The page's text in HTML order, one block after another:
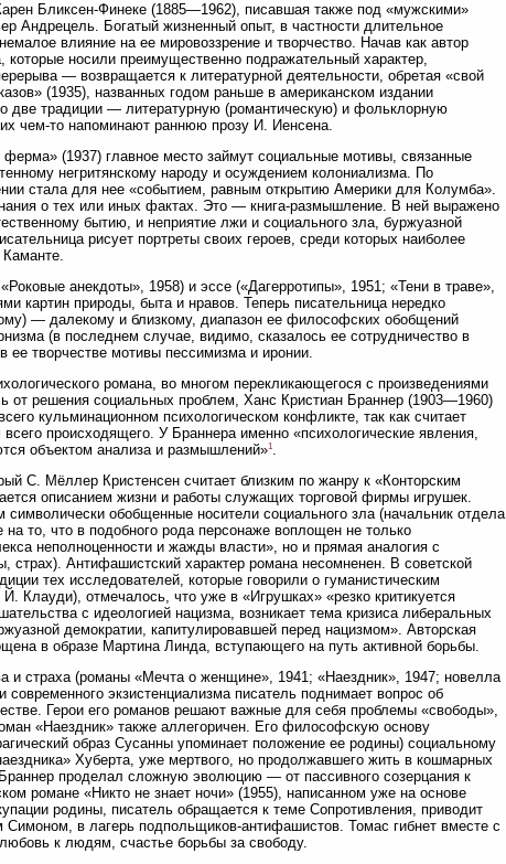
Бликсен-Финеке (1885—1962), писавшая также под «мужскими»
Андрецель. Богатый жизненный опыт, в частности длительное
влияние на ее мировоззрение и творчество. Начав как автор
которые носили преимущественно подражательный характер,
— возвращается к литературной деятельности, обретая «свой
(1935), названных годом раньше в американском издании
две традиции — литературную (романтическую) и фольклорную
чем-то напоминают раннюю прозу И. Иенсена.
(1937) главное место займут социальные мотивы, связанные
негритянскому народу и осуждением колониализма. По
стала для нее «событием, равным открытию Америки для Колумба».
о тех или иных фактах. Это — книга-размышление. В ней выражено
бытию, и неприятие лжи и социального зла, буржуазной
рисует портреты своих героев, среди которых наиболее
Каманте.
анекдоты», 1958) и эссе («Дагерротипы», 1951; «Тени в траве»,
картин природы, быта и нравов. Теперь писательница нередко
— далекому и близкому, диапазон ее философских обобщений
(в последнем случае, видимо, сказалось ее сотрудничество в
творчестве мотивы пессимизма и иронии.
романа, во многом перекликающегося с произведениями
от решения социальных проблем, Ханс Кристиан Браннер (1903—1960)
кульминационном психологическом конфликте, так как считает
происходящего. У Браннера именно «психологические явления,
объектом анализа и размышлений»1.
С. Мёллер Кристенсен считает близким по жанру к «Конторским
описанием жизни и работы служащих торговой фирмы игрушек.
обобщенные носители социального зла (начальник отдела
то, что в подобного рода персонаже воплощен не только
неполноценности и жажды власти», но и прямая аналогия с
страх). Антифашистский характер романа несомненен. В советской
тех исследователей, которые говорили о гуманистическим
Клауди), отмечалось, что уже в «Игрушках» «резко критикуется
с идеологией нацизма, возникает тема кризиса либеральных
демократии, капитулировавшей перед нацизмом». Авторская
в образе Мартина Линда, вступающего на путь активной борьбы.
и страха (романы «Мечта о женщине», 1941; «Наездник», 1947; новелла
экзистенциализма писатель поднимает вопрос об
Герои его романов решают важные для себя проблемы «свободы»,
«Наездник» также аллегоричен. Его философскую основу
образ Сусанны упоминает положение ее родины) социальному
Хуберта, уже мертвого, но продолжавшего жить в кошмарных
проделал сложную эволюцию — от пассивного созерцания к
романе «Никто не знает ночи» (1955), написанном уже на основе
родины, писатель обращается к теме Сопротивления, приводит
Симоном, в лагерь подпольщиков-антифашистов. Томас гибнет вместе с
к людям, счастье борьбы за свободу.